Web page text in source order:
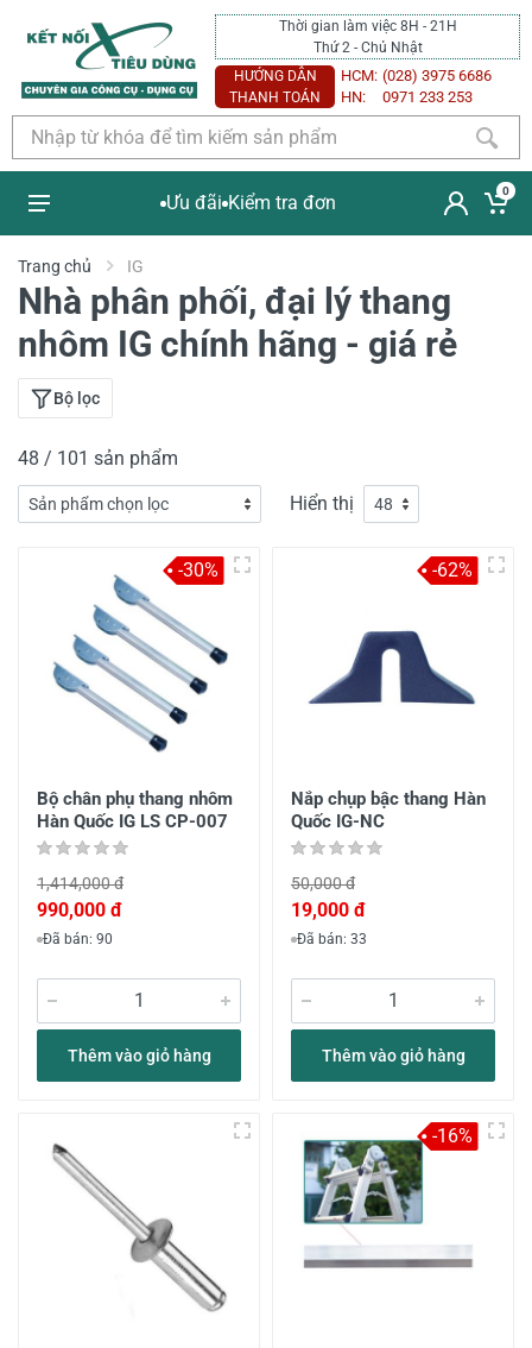
Thời gian làm việc 8H - 21H
Thứ 2 - Chủ Nhật
HƯỚNG DẪN
THANH TOÁN
HCM: (028) 3975 6686
HN:
0971 233 253
Ưu đãi Kiểm tra đơn
0
Trang chủ IG
Nhà phân phối, đại lý thang
nhôm IG chính hãng - giá rẻ
Bộ lọc
48 / 101 sản phẩm
Hiển thị
Bộ chân phụ thang nhôm
Hàn Quốc IG LS CP-007
1,414,000 đ
990,000 đ
Đã bán: 90
Thêm vào giỏ hàng
-30%
Nắp chụp bậc thang Hàn
Quốc IG-NC
50,000 đ
19,000 đ
Đã bán: 33
Thêm vào giỏ hàng
-62%
-16%